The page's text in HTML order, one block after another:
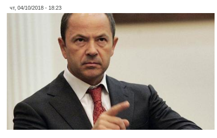
чт, 04/10/2018 - 18:23